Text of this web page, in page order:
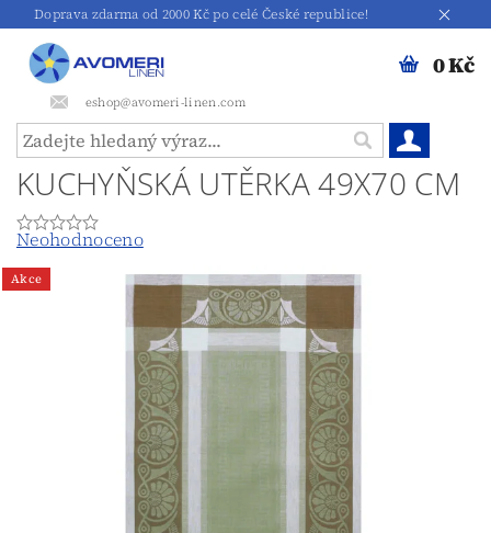
Doprava zdarma od 2000 Kč po celé České republice!
eshop@avomeri-linen.com
0 Kč
KUCHYŇSKÁ UTĚRKA 49X70 CM
Neohodnoceno
Akce